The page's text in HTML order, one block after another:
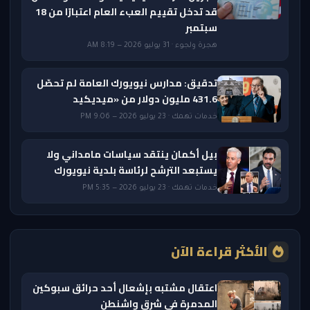
قد تدخل تقييم العبء العام اعتبارًا من 18
سبتمبر
هجرة ولجوء · 31 يوليو 2026 — 8:19 AM
تدقيق: مدارس نيويورك العامة لم تحصّل
431.6 مليون دولار من «ميديكيد
خدمات تهمك · 23 يوليو 2026 — 9:06 PM
بيل أكمان ينتقد سياسات مامداني ولا
يستبعد الترشح لرئاسة بلدية نيويورك
خدمات تهمك · 23 يوليو 2026 — 5:35 PM
الأكثر قراءة الآن
اعتقال مشتبه بإشعال أحد حرائق سبوكين
المدمرة في شرق واشنطن